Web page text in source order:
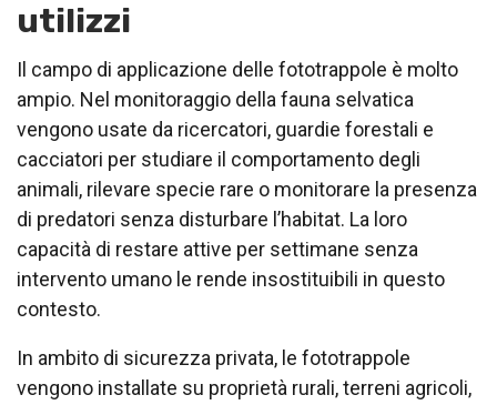
utilizzi
Il campo di applicazione delle fototrappole è molto
ampio. Nel monitoraggio della fauna selvatica
vengono usate da ricercatori, guardie forestali e
cacciatori per studiare il comportamento degli
animali, rilevare specie rare o monitorare la presenza
di predatori senza disturbare l’habitat. La loro
capacità di restare attive per settimane senza
intervento umano le rende insostituibili in questo
contesto.
In ambito di sicurezza privata, le fototrappole
vengono installate su proprietà rurali, terreni agricoli,